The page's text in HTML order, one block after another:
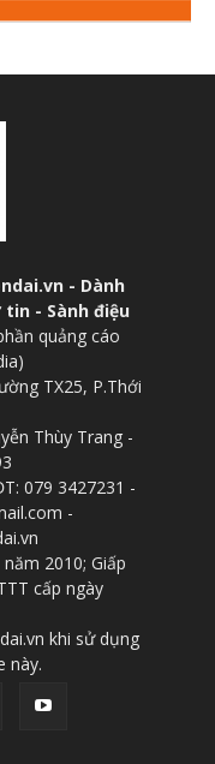
- Dành
- Sành điệu
quảng cáo
TX25, P.Thới
Thùy Trang -
079 3427231 -
-
2010; Giấp
cấp ngày
khi sử dụng
này.